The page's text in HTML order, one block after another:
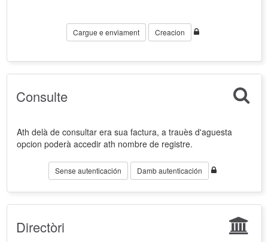
Cargue e enviament Creacion
Consulte
Ath delà de consultar era sua factura, a trauès d'aguesta
opcion poderà accedir ath nombre de registre.
Sense autenticación Damb autenticación
Directòri